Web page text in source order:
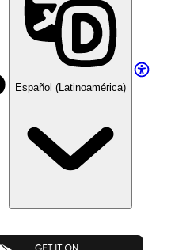
Español (Latinoamérica)
Play